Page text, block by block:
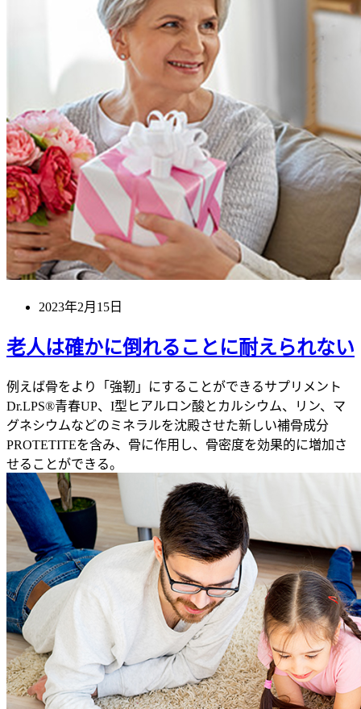
2023年2月15日
老人は確かに倒れることに耐えられない
例えば骨をより「強靭」にすることができるサプリメント
Dr.LPS®青春UP、I型ヒアルロン酸とカルシウム、リン、マ
グネシウムなどのミネラルを沈殿させた新しい補骨成分
PROTETITEを含み、骨に作用し、骨密度を効果的に増加さ
せることができる。